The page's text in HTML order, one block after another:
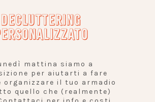
DECLUTTERING
mattina siamo a
per aiutarti a fare
organizzare il tuo armadio
quello che (realmente)